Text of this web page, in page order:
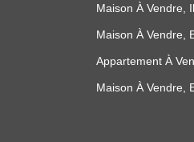
Maison À Vendre,
Maison À Vendre,
Appartement À
Maison À Vendre,